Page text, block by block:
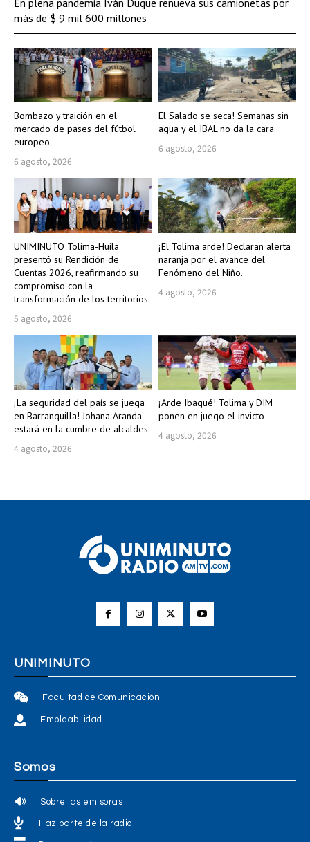
Bombazo y traición en el
mercado de pases del fútbol
europeo
6 agosto, 2026
El Salado se seca! Semanas sin
agua y el IBAL no da la cara
6 agosto, 2026
UNIMINUTO Tolima-Huila
presentó su Rendición de
Cuentas 2026, reafirmando su
compromiso con la
transformación de los territorios
5 agosto, 2026
¡El Tolima arde! Declaran alerta
naranja por el avance del
Fenómeno del Niño.
4 agosto, 2026
¡La seguridad del país se juega
en Barranquilla! Johana Aranda
estará en la cumbre de alcaldes.
4 agosto, 2026
¡Arde Ibagué! Tolima y DIM
ponen en juego el invicto
4 agosto, 2026
más de $ 9 mil 600 millones
UNIMINUTO
Facultad de Comunicación
Empleabilidad
Somos
Sobre las emisoras
Haz parte de la radio